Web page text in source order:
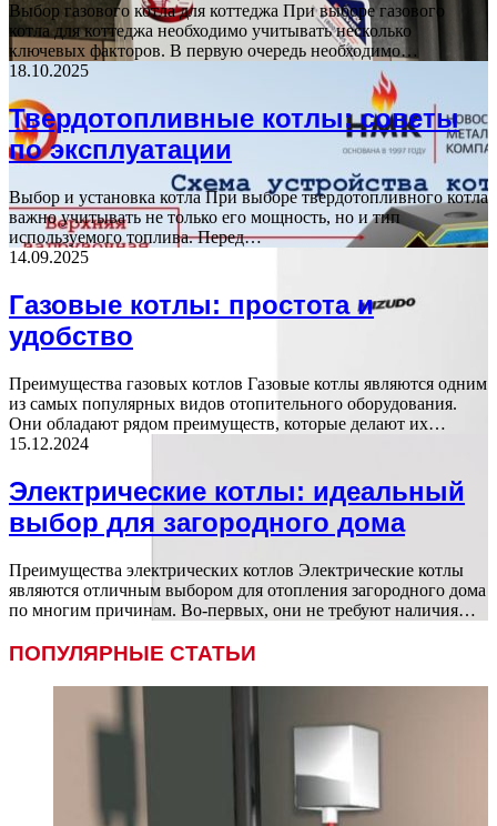
Выбор газового котла для коттеджа При выборе газового
котла для коттеджа необходимо учитывать несколько
ключевых факторов. В первую очередь необходимо…
18.10.2025
Твердотопливные котлы: советы
по эксплуатации
Выбор и установка котла При выборе твердотопливного котла
важно учитывать не только его мощность, но и тип
используемого топлива. Перед…
14.09.2025
Газовые котлы: простота и
удобство
Преимущества газовых котлов Газовые котлы являются одним
из самых популярных видов отопительного оборудования.
Они обладают рядом преимуществ, которые делают их…
15.12.2024
Электрические котлы: идеальный
выбор для загородного дома
Преимущества электрических котлов Электрические котлы
являются отличным выбором для отопления загородного дома
по многим причинам. Во-первых, они не требуют наличия…
ПОПУЛЯРНЫЕ СТАТЬИ